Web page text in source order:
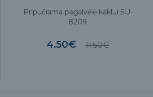
Pripučiama pagalvėlė kaklui SU-
8209
4.50€ 11.50€